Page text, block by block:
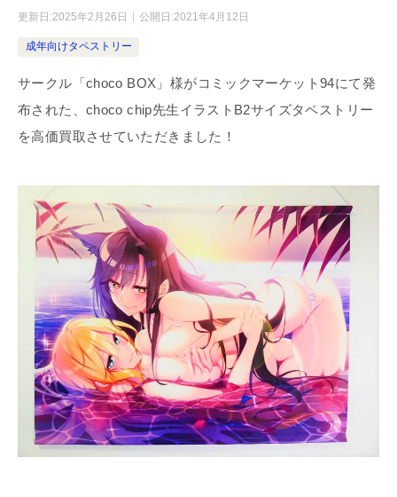
更新日:2025年2月26日 公開日:2021年4月12日
成年向けタペストリー
サークル「choco BOX」様がコミックマーケット94にて発
布された、choco chip先生イラストB2サイズタペストリー
を高価買取させていただきました！